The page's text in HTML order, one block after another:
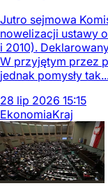
Jutro sejmowa
nowelizacji ustawy
i 2010).
W przyjętym przez
jednak pomysły
28 lip 2026 15:15
EkonomiaKraj